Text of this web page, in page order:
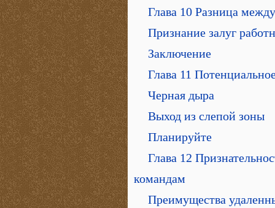
Глава 10 Разница
Признание залуг
Заключение
Глава 11
Черная дыра
Выход из слепой зоны
Планируйте
Глава 12
командам
Преимущества